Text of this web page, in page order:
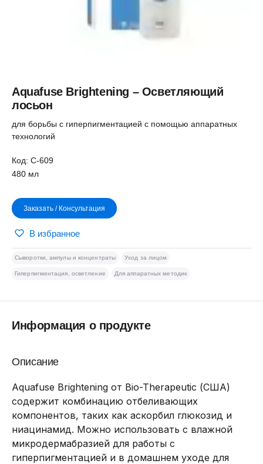
Aquafuse Brightening – Осветляющий
лосьон
для борьбы с гиперпигментацией с помощью аппаратных
технологий
Код: C-609
480 мл
Заказать / Консультация
В избранное
Сыворотки, ампулы и концентраты Уход за лицом
Гиперпигментация, осветление Для аппаратных методик
Информация о продукте
Описание
Aquafuse Brightening от Bio-Therapeutic (США)
содержит комбинацию отбеливающих
компонентов, таких как аскорбил глюкозид и
ниацинамид. Можно использовать с влажной
микродермабразией для работы с
гиперпигментацией и в домашнем уходе для